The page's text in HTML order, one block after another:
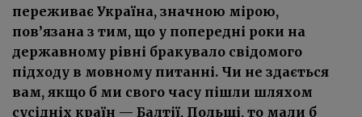
переживає Україна, значною мірою,
пов’язана з тим, що у попередні роки на
державному рівні бракувало свідомого
підходу в мовному питанні. Чи не здається
вам, якщо б ми свого часу пішли шляхом
сусідніх країн — Балтії, Польщі, то мали б